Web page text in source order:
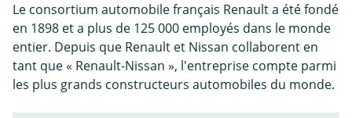
Le consortium automobile français Renault a été fondé
en 1898 et a plus de 125 000 employés dans le monde
entier. Depuis que Renault et Nissan collaborent en
tant que « Renault-Nissan », l'entreprise compte parmi
les plus grands constructeurs automobiles du monde.